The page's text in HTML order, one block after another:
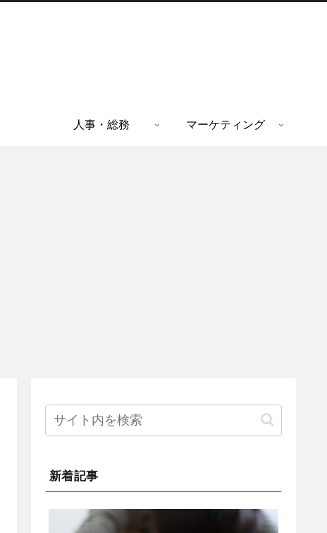
人事・総務 マーケティング
新着記事